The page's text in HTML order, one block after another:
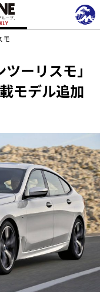
モ
ーリスモ」
モデル追加